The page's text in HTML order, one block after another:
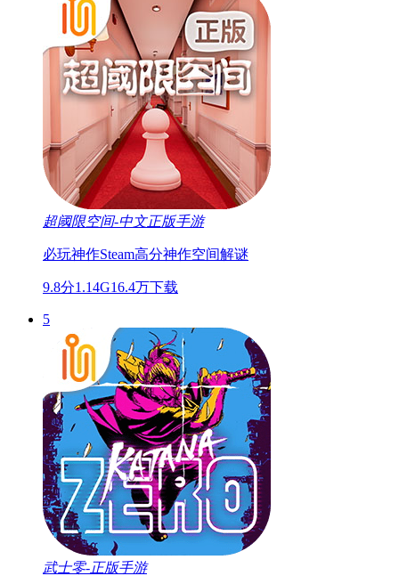
超阈限空间-中文正版手游
必玩神作Steam高分神作空间解谜
9.8分1.14G16.4万下载
5
武士零-正版手游